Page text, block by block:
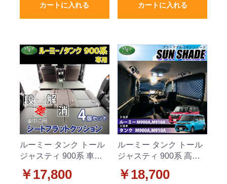
カートに入れる カートに入れる
ルーミー タンク トール
ジャスティ 900系 車中
ッション 4個セット 段差
￥17,800
ルーミー タンク トール
ジャスティ 900系 高機
ブラックアルミサンシェ
￥18,700